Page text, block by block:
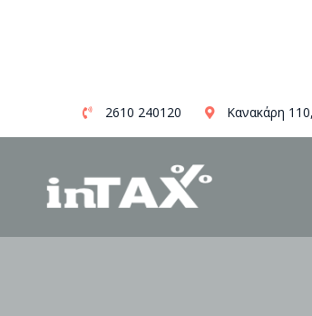
content
2610 240120 Κανακάρη